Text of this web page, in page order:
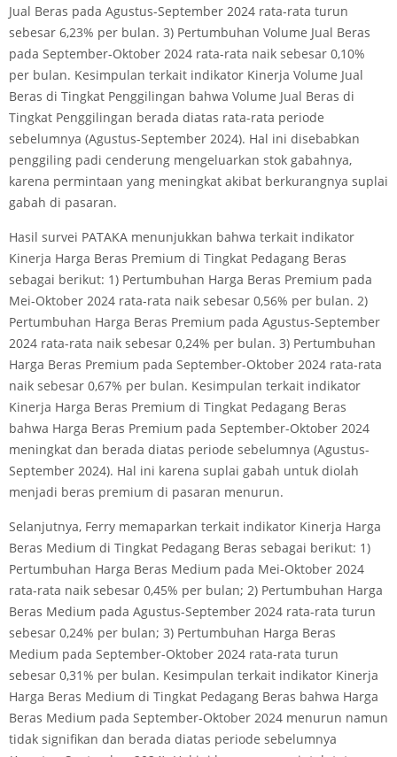
Jual Beras pada Agustus-September 2024 rata-rata turun
sebesar 6,23% per bulan. 3) Pertumbuhan Volume Jual Beras
pada September-Oktober 2024 rata-rata naik sebesar 0,10%
per bulan. Kesimpulan terkait indikator Kinerja Volume Jual
Beras di Tingkat Penggilingan bahwa Volume Jual Beras di
Tingkat Penggilingan berada diatas rata-rata periode
sebelumnya (Agustus-September 2024). Hal ini disebabkan
penggiling padi cenderung mengeluarkan stok gabahnya,
karena permintaan yang meningkat akibat berkurangnya suplai
gabah di pasaran.
Hasil survei PATAKA menunjukkan bahwa terkait indikator
Kinerja Harga Beras Premium di Tingkat Pedagang Beras
sebagai berikut: 1) Pertumbuhan Harga Beras Premium pada
Mei-Oktober 2024 rata-rata naik sebesar 0,56% per bulan. 2)
Pertumbuhan Harga Beras Premium pada Agustus-September
2024 rata-rata naik sebesar 0,24% per bulan. 3) Pertumbuhan
Harga Beras Premium pada September-Oktober 2024 rata-rata
naik sebesar 0,67% per bulan. Kesimpulan terkait indikator
Kinerja Harga Beras Premium di Tingkat Pedagang Beras
bahwa Harga Beras Premium pada September-Oktober 2024
meningkat dan berada diatas periode sebelumnya (Agustus-
September 2024). Hal ini karena suplai gabah untuk diolah
menjadi beras premium di pasaran menurun.
Selanjutnya, Ferry memaparkan terkait indikator Kinerja Harga
Beras Medium di Tingkat Pedagang Beras sebagai berikut: 1)
Pertumbuhan Harga Beras Medium pada Mei-Oktober 2024
rata-rata naik sebesar 0,45% per bulan; 2) Pertumbuhan Harga
Beras Medium pada Agustus-September 2024 rata-rata turun
sebesar 0,24% per bulan; 3) Pertumbuhan Harga Beras
Medium pada September-Oktober 2024 rata-rata turun
sebesar 0,31% per bulan. Kesimpulan terkait indikator Kinerja
Harga Beras Medium di Tingkat Pedagang Beras bahwa Harga
Beras Medium pada September-Oktober 2024 menurun namun
tidak signifikan dan berada diatas periode sebelumnya